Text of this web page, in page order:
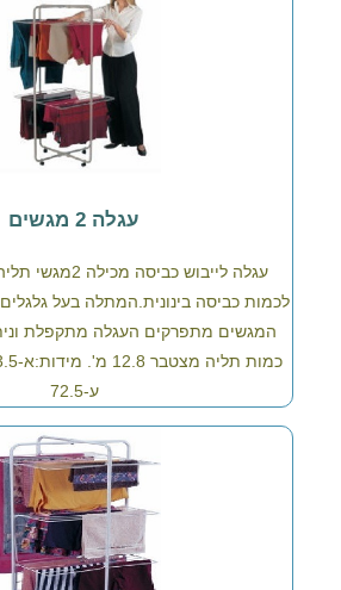
עגלה 2 מגשים
עגלה לייבוש
לכמות כביסה בינונית.המתלה בעל
המגשים מתפרקים העגלה מתקפלת
ע-72.5